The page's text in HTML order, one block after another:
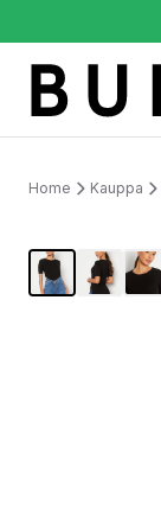
Home Kauppa